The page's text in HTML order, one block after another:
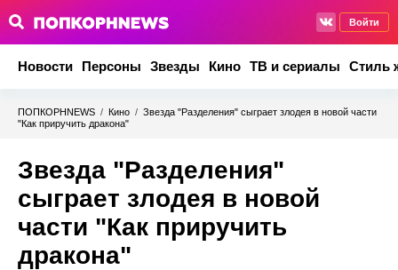
Войти
Новости Персоны Звезды Кино ТВ и сериалы Стиль
ПОПКОРНNEWS / Кино / Звезда "Разделения" сыграет злодея в новой части
"Как приручить дракона"
Звезда "Разделения"
сыграет злодея в новой
части "Как приручить
дракона"